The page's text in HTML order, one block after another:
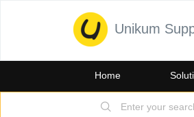
Unikum
Home